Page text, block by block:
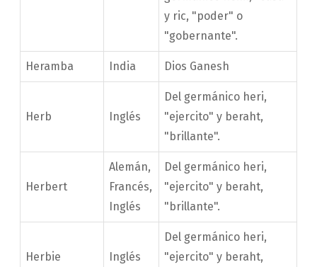
y ric, "poder" o
"gobernante".
Heramba India Dios Ganesh
Herb Inglés
Del germánico heri,
"ejercito" y beraht,
"brillante".
Herbert
Alemán,
Francés,
Inglés
Del germánico heri,
"ejercito" y beraht,
"brillante".
Herbie Inglés
Del germánico heri,
"ejercito" y beraht,